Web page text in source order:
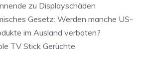
zu Displayschäden
Gesetz: Werden manche US-
im Ausland verboten?
TV Stick Gerüchte